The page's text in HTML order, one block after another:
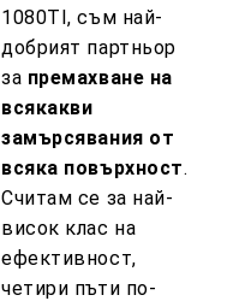
1080TI, съм най-
добрият партньор
за премахване на
всякакви
замърсявания от
всяка повърхност.
Считам се за най-
висок клас на
ефективност,
четири пъти по-